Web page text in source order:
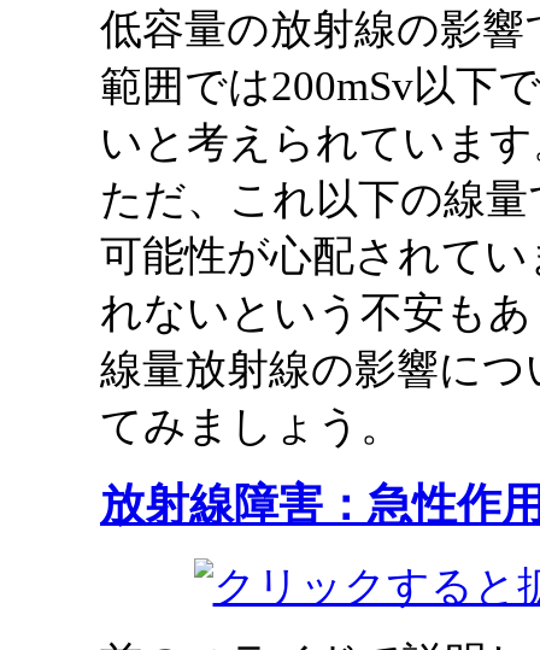
低容量の放射線の影
範囲では200mSv以下
いと考えられていま
ただ、これ以下の線
可能性が心配されて
れないという不安も
線量放射線の影響に
てみましょう。
放射線障害：急性作